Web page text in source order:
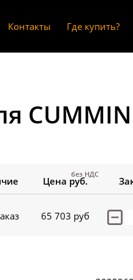
Контакты Где купить?
Цена руб.
без НДС
65 703 руб